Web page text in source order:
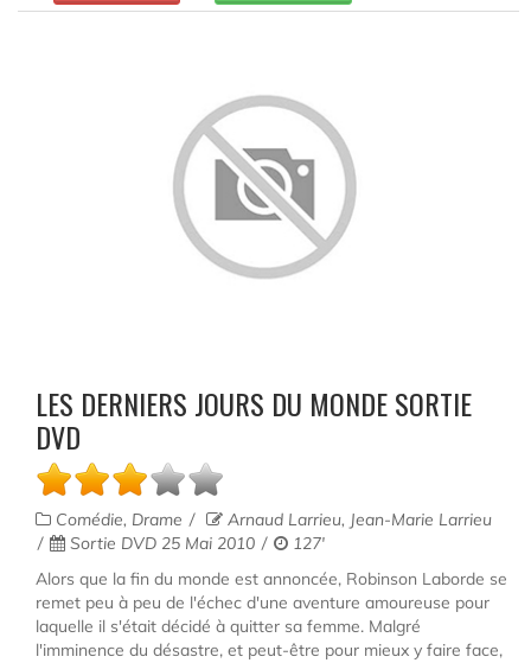
LES DERNIERS JOURS DU MONDE SORTIE
DVD
Comédie, Drame
Arnaud Larrieu, Jean-Marie Larrieu
Sortie DVD 25 Mai 2010
127'
Alors que la fin du monde est annoncée, Robinson Laborde se
remet peu à peu de l'échec d'une aventure amoureuse pour
laquelle il s'était décidé à quitter sa femme. Malgré
l'imminence du désastre, et peut-être pour mieux y faire face,